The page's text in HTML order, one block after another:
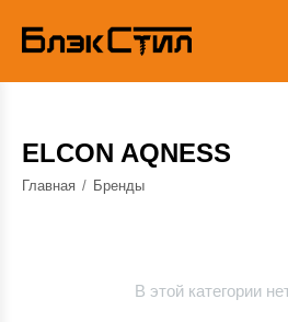
ELCON AQNESS
Главная / Бренды
В этой категории